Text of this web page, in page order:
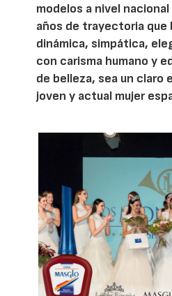
modelos a nivel
años de trayectoria que
dinámica, simpática,
con carisma humano y
de belleza, sea un claro
joven y actual mujer